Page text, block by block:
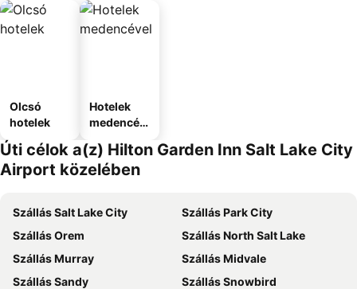
Olcsó
hotelek
Hotelek
medencév
Úti célok a(z) Hilton Garden Inn Salt Lake City
Airport közelében
Szállás Salt Lake City
Szállás Park City
Szállás Orem
Szállás North Salt Lake
Szállás Murray
Szállás Midvale
Szállás Sandy
Szállás Snowbird